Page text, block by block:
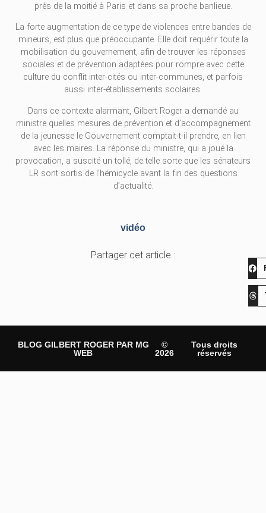
près de la moitié à Paris et dans sa proche banlieue.
La forte augmentation de ce type de violences entre bandes de
mineurs, est plus que préoccupante. Elle doit requérir toute la
mobilisation du gouvernement, afin de trouver les réponses
sociales et de prévention adaptées pour rompre avec cette
culture du conflit inter-cités ou inter-communes, et parfois
aussi inter-établissements scolaires.
Dans ce contexte alarmant, Gilbert Roger a demandé au
ministre quelles mesures de prévention et d’accompagnement
de la jeunesse le Gouvernement comptait-t-il prendre, en lien
avec les maires. La réponse du ministre, qui a joué la
provocation, a suscité un tollé, de telle sorte que les sénateurs
LR sont sortis de l’hémicycle avant la fin des questions
d’actualité.
vidéo
Partager cet article :
BLOG GILBERT ROGER PAR MG
WEB
©
2026
Tous droits
réservés